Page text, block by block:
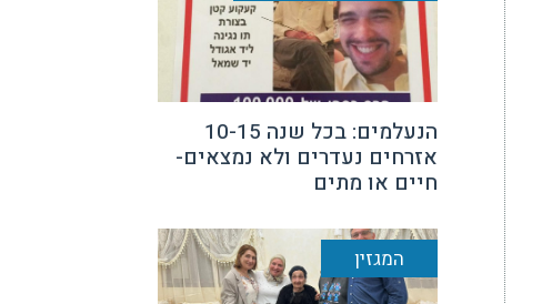
הנעלמים: בכל שנה 10-15
אזרחים נעדרים ולא נמצאים-
חיים או מתים
המגזין